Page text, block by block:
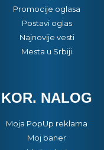
Promocije oglasa
Postavi oglas
Najnovije vesti
Mesta u Srbiji
KOR. NALOG
Moja PopUp reklama
Moj baner